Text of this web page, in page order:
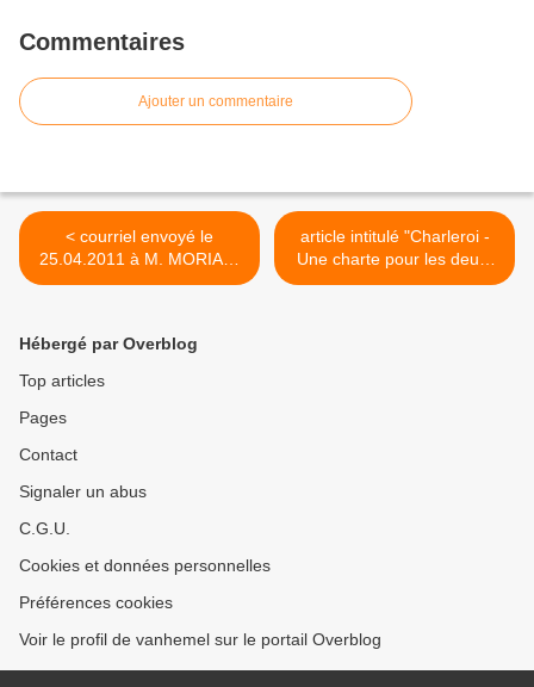
Commentaires
Ajouter un commentaire
< courriel envoyé le
25.04.2011 à M. MORIAU,
Bourgmestre, pour réquérir
l'équipement d'éclairage de
l'ancien terrain de football
article intitulé "Charleroi -
Une charte pour les deux-
roues" paru dans le journal
Hébergé par Overblog
Top articles
Pages
Contact
Signaler un abus
C.G.U.
Cookies et données personnelles
Préférences cookies
Voir le profil de vanhemel sur le portail Overblog